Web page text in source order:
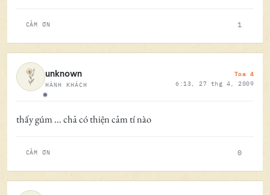
CẢM ƠN 1
Ngoại tuyến
unknown
HÀNH KHÁCH
Toa 4
6:13, 27 thg 4, 2009
thấy gúm ... chả có thiện cảm tí nào
CẢM ƠN 0